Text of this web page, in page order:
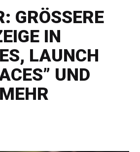
B
IN T
LAUNCH V
UND E